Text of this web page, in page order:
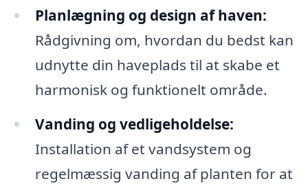
Planlægning og design af haven:
Rådgivning om, hvordan du bedst kan
udnytte din haveplads til at skabe et
harmonisk og funktionelt område.
Vanding og vedligeholdelse:
Installation af et vandsystem og
regelmæssig vanding af planten for at